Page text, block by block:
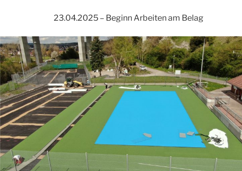
23.04.2025 – Beginn Arbeiten am Belag